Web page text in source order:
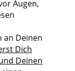
Augen,
Deinen
Dich
Deinen